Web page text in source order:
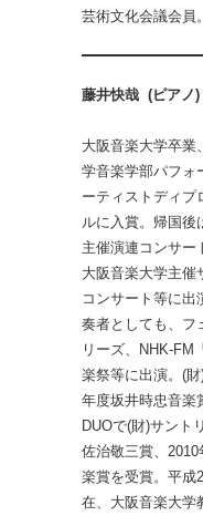
芸術文化会議会員。
藤井快哉 (ピアノ)
大阪音楽大学卒業
学音楽学部パフォ
ーティストディプ
ルに入賞。帰国後
主催演連コンサー
大阪音楽大学主催
コンサート等に出
奏者としても、フ
リーズ、NHK-FM
楽祭等に出演。(
年度坂井時忠音楽
DUOで(財)サント
佐治敬三賞、
楽賞を受賞。平成
在、大阪音楽大学